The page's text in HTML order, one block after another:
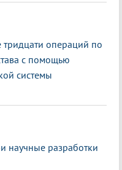
операций по
с помощью
системы
научные разработки